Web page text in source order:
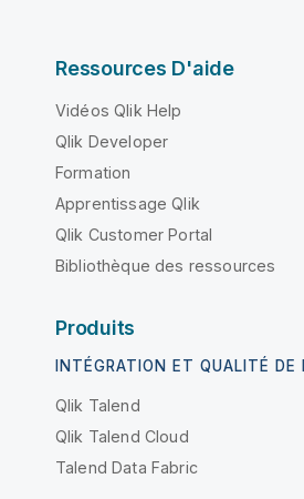
Ressources D'aide
Vidéos Qlik Help
Qlik Developer
Formation
Apprentissage Qlik
Qlik Customer Portal
Bibliothèque des ressources
Produits
INTÉGRATION ET QUALITÉ DE
Qlik Talend
Qlik Talend Cloud
Talend Data Fabric